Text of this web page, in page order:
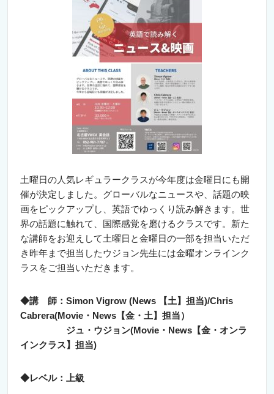
土曜日の人気レギュラークラスが今年度は金曜日にも開
催が決定しました。グローバルなニュースや、話題の映
画をピックアップし、英語でゆっくり読み解きます。世
界の話題に触れて、国際感覚を磨けるクラスです。新た
な講師をお迎えして土曜日と金曜日の一部を担当いただ
き昨年まで担当したウジョン先生には金曜オンラインク
ラスをご担当いただきます。
◆講 師： Simon Vigrow (News 【土】担当)/Chris
Cabrera(Movie・News【金・土】担当）
ジュ・ウジョン(Movie・News 【金・オンラ
インクラス】担当)
◆レベル：上級